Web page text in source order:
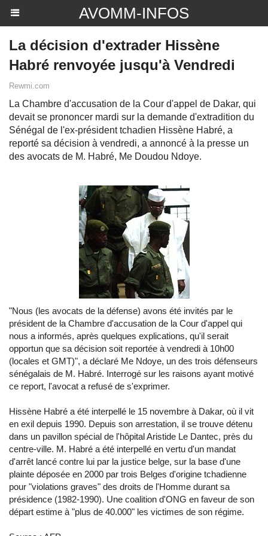
AVOMM-INFOS
La décision d'extrader Hissène
Habré renvoyée jusqu'à Vendredi
Rewmi.com
La Chambre d'accusation de la Cour d'appel de Dakar, qui
devait se prononcer mardi sur la demande d'extradition du
Sénégal de l'ex-président tchadien Hissène Habré, a
reporté sa décision à vendredi, a annoncé à la presse un
des avocats de M. Habré, Me Doudou Ndoye.
"Nous (les avocats de la défense) avons été invités par le
président de la Chambre d'accusation de la Cour d'appel qui
nous a informés, après quelques explications, qu'il serait
opportun que sa décision soit reportée à vendredi à 10h00
(locales et GMT)", a déclaré Me Ndoye, un des trois défenseurs
sénégalais de M. Habré. Interrogé sur les raisons ayant motivé
ce report, l'avocat a refusé de s'exprimer.
Hissène Habré a été interpellé le 15 novembre à Dakar, où il vit
en exil depuis 1990. Depuis son arrestation, il se trouve détenu
dans un pavillon spécial de l'hôpital Aristide Le Dantec, près du
centre-ville. M. Habré a été interpellé en vertu d'un mandat
d'arrêt lancé contre lui par la justice belge, sur la base d'une
plainte déposée en 2000 par trois Belges d'origine tchadienne
pour "violations graves" des droits de l'Homme durant sa
présidence (1982-1990). Une coalition d'ONG en faveur de son
départ estime à "plus de 40.000" les victimes de son régime.